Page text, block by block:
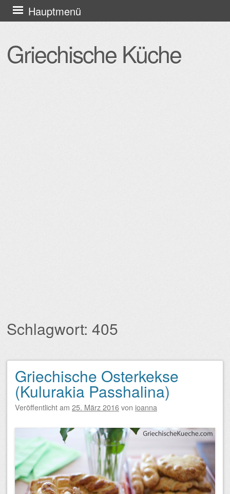
Griechische Küche
Hauptmenü
Zum
Inhalt
Schlagwort: 405
Beitragsnavigation
Griechische Osterkekse
(Kulurakia Passhalina)
Veröffentlicht am 25. März 2016von ioanna